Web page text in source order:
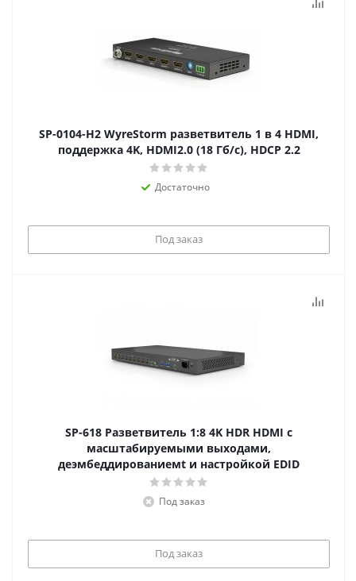
SP-0104-H2 WyreStorm разветвитель 1 в 4 HDMI,
поддержка 4K, HDMI2.0 (18 Гб/с), HDCP 2.2
Достаточно
Под заказ
SP-618 Разветвитель 1:8 4K HDR HDMI с
масштабируемыми выходами,
деэмбеддированиемt и настройкой EDID
Под заказ
Под заказ